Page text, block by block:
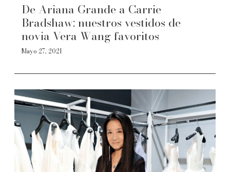
De Ariana Grande a Carrie
Bradshaw: nuestros vestidos de
novia Vera Wang favoritos
Mayo 27, 2021